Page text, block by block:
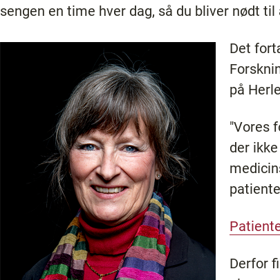
sengen en time hver dag, så du bliver nødt
Det
på
"Vores
der
Derfor